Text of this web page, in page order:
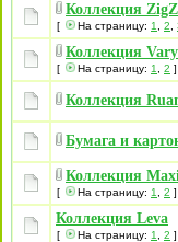
Коллекция
[ На страницу: 1 2
Коллекция
[ На страницу: 1 2 ]
Коллекция
Бумага и
Коллекция
[ На страницу: 1 2 ]
Коллекция Leva
[ На страницу: 1 2 ]